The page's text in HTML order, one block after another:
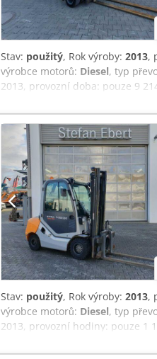
Stav: použitý, Rok výroby: 2013,
výrobce motorů: Diesel, typ
2013, provozní doba: pouze 9
500 kg, zdvihací výška: 3 500
hydraulický boční posuv,
velmi dobrém stavu, ihned k
leasingu nebo financování.
stránkách. Změny a předchozí
3 500 kg Pro více informací
Stav: použitý, Rok výroby: 2013,
výrobce motorů: Diesel, typ
2013, provozní hodiny: pouze 1
zdvihová výška: 3 500 mm,
plná kabina, vznětový motor: